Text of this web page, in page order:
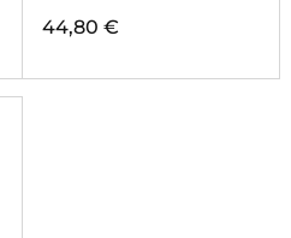
44,80 €